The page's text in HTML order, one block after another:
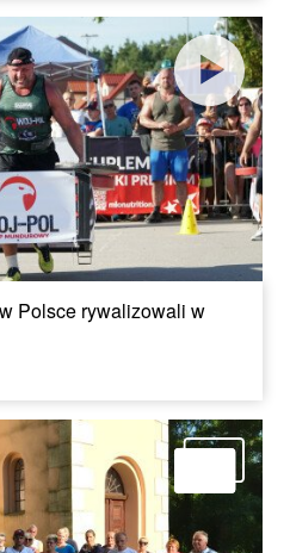
Polsce rywalizowali w